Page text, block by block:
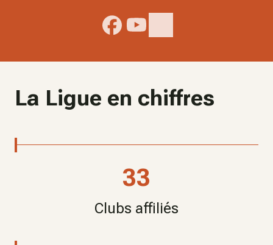
La Ligue en chiffres
33
Clubs affiliés